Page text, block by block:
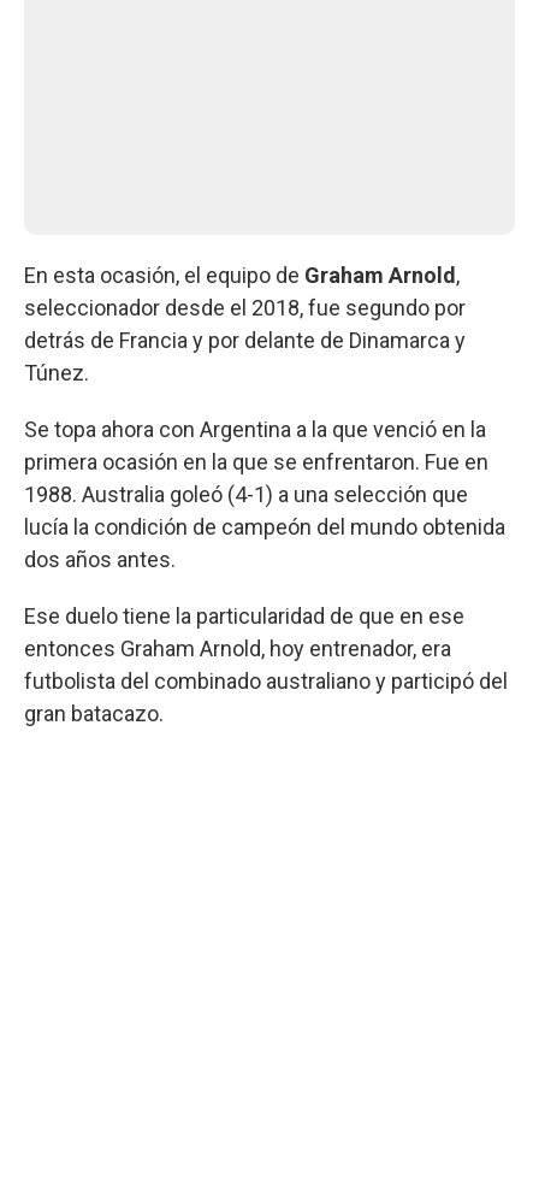
En esta ocasión, el equipo de Graham Arnold ,
seleccionador desde el 2018, fue segundo por
detrás de Francia y por delante de Dinamarca y
Túnez.
Se topa ahora con Argentina a la que venció en la
primera ocasión en la que se enfrentaron. Fue en
1988. Australia goleó (4-1) a una selección que
lucía la condición de campeón del mundo obtenida
dos años antes.
Ese duelo tiene la particularidad de que en ese
entonces Graham Arnold, hoy entrenador, era
futbolista del combinado australiano y participó del
gran batacazo.